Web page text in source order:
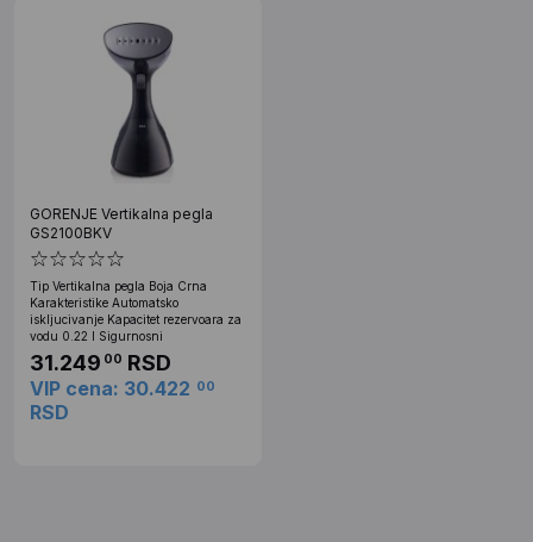
GORENJE Vertikalna pegla
GS2100BKV
Tip Vertikalna pegla Boja Crna
Karakteristike Automatsko
iskljucivanje Kapacitet rezervoara za
vodu 0.22 l Sigurnosni
31.249 00 RSD
VIP cena: 30.422 00
RSD